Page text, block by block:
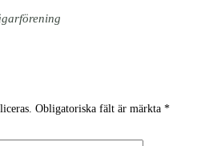
Obligatoriska fält är märkta *